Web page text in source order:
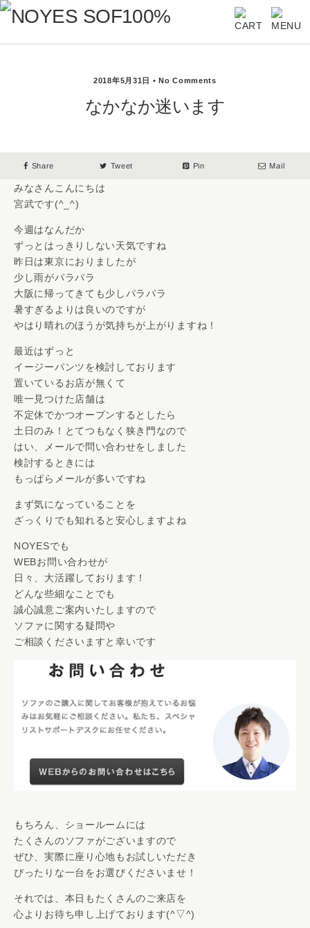
2018年5月31日 • No Comments
なかなか迷います
Share Tweet Pin Mail
みなさんこんにちは
宮武です(^_^)
今週はなんだか
ずっとはっきりしない天気ですね
昨日は東京におりましたが
少し雨がパラパラ
大阪に帰ってきても少しパラパラ
暑すぎるよりは良いのですが
やはり晴れのほうが気持ちが上がりますね！
最近はずっと
イージーパンツを検討しております
置いているお店が無くて
唯一見つけた店舗は
不定休でかつオープンするとしたら
土日のみ！とてつもなく狭き門なので
はい、メールで問い合わせをしました
検討するときには
もっぱらメールが多いですね
まず気になっていることを
ざっくりでも知れると安心しますよね
NOYESでも
WEBお問い合わせが
日々、大活躍しております！
どんな些細なことでも
誠心誠意ご案内いたしますので
ソファに関する疑問や
ご相談くださいますと幸いです
もちろん、ショールームには
たくさんのソファがございますので
ぜひ、実際に座り心地もお試しいただき
ぴったりな一台をお選びくださいませ！
それでは、本日もたくさんのご来店を
心よりお待ち申し上げております(^▽^)